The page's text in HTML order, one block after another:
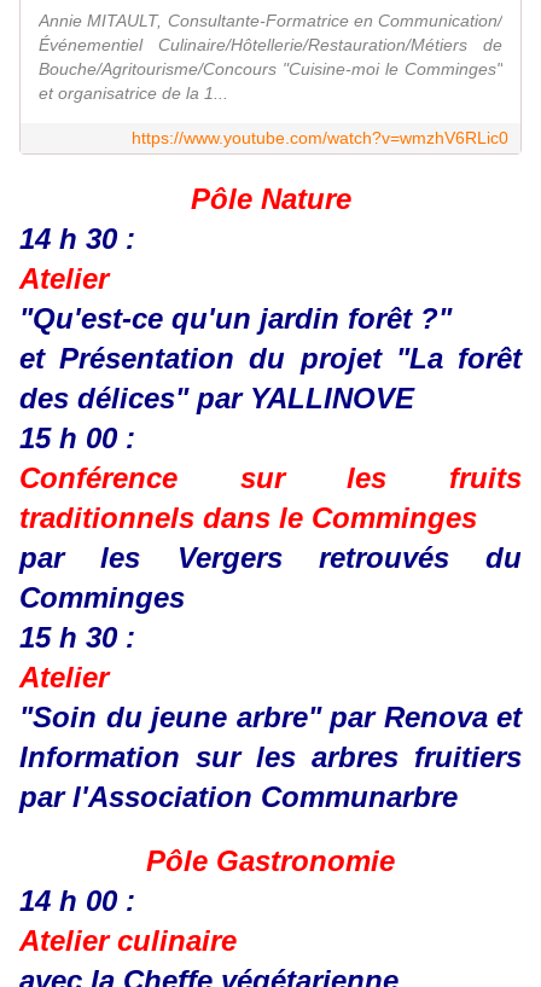
Annie MITAULT, Consultante-Formatrice en Communication/
Événementiel Culinaire/Hôtellerie/Restauration/Métiers de
Bouche/Agritourisme/Concours "Cuisine-moi le Comminges"
et organisatrice de la 1...
https://www.youtube.com/watch?v=wmzhV6RLic0
Pôle Nature
14 h 30 :
Atelier
"Qu'est-ce qu'un jardin forêt ?"
et Présentation du projet "La forêt
des délices" par YALLINOVE
15 h 00 :
Conférence sur les fruits
traditionnels dans le Comminges
par les Vergers retrouvés du
Comminges
15 h 30 :
Atelier
"Soin du jeune arbre" par Renova et
Information sur les arbres fruitiers
par l'Association Communarbre
Pôle Gastronomie
14 h 00 :
Atelier culinaire